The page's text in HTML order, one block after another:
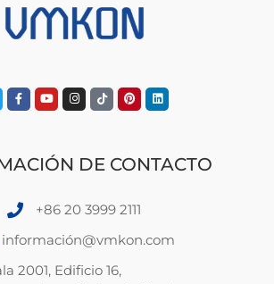
DE CONTACTO
+86 20 3999 2111
información@vmkon.com
2001, Edificio 16,